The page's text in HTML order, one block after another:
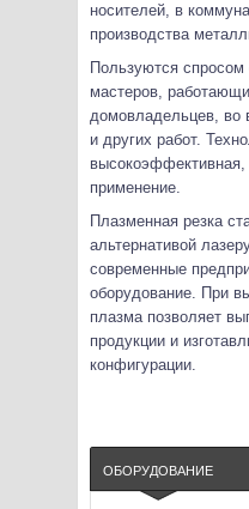
носителей, в
производства
Пользуются
мастеров,
домовладельцев, во
и других работ.
применение.
Плазменная резка
альтернативой
современные
оборудование. При
плазма позволяет
продукции и
конфигурации.
ОБОРУДОВАНИЕ